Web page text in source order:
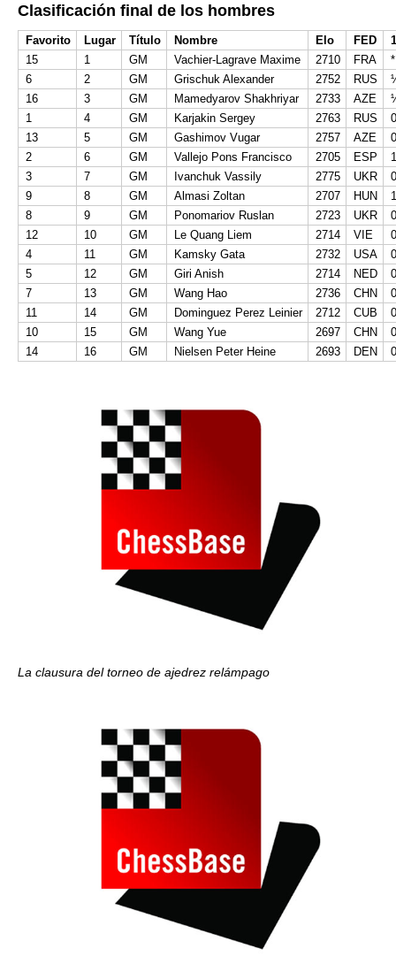
Clasificación final de los hombres
Favorito Lugar Título Nombre Elo FED
15
1 GM Vachier-Lagrave Maxime 2710 FRA
*
6
2 GM Grischuk Alexander 2752 RUS
16
3 GM Mamedyarov Shakhriyar 2733 AZE
1
4 GM Karjakin Sergey 2763 RUS
13
5 GM Gashimov Vugar 2757 AZE
2
6 GM Vallejo Pons Francisco 2705 ESP
3
7 GM Ivanchuk Vassily 2775 UKR
9
8 GM Almasi Zoltan 2707 HUN
8
9 GM Ponomariov Ruslan 2723 UKR
12
10 GM Le Quang Liem 2714 VIE
4
11 GM Kamsky Gata 2732 USA
5
12 GM Giri Anish 2714 NED
7
13 GM Wang Hao 2736 CHN
11
14 GM Dominguez Perez Leinier 2712 CUB
10
15 GM Wang Yue 2697 CHN
14
16 GM Nielsen Peter Heine 2693 DEN
La clausura del torneo de ajedrez relámpago